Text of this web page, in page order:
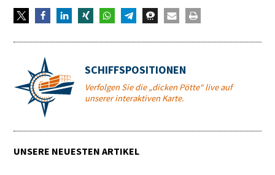
SCHIFFSPOSITIONEN
Verfolgen Sie die „dicken Pötte“ live auf
unserer interaktiven Karte.
UNSERE NEUESTEN ARTIKEL